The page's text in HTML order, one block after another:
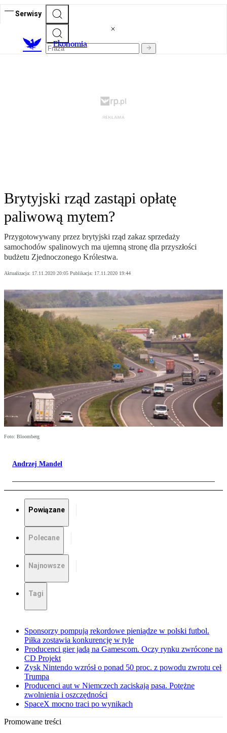
Serwisy
Ekonomia
Brytyjski rząd zastąpi opłatę
paliwową mytem?
Przygotowywany przez brytyjski rząd zakaz sprzedaży
samochodów spalinowych ma ujemną stronę dla przyszłości
budżetu Zjednoczonego Królestwa.
Aktualizacja: 17.11.2020 20:05 Publikacja: 17.11.2020 19:44
Foto: Bloomberg
Andrzej Mandel
Powiązane
Polecane
Najnowsze
Tagi
Sponsorzy pompują rekordowe pieniądze w polski futbol.
Piłka zostawia konkurencję w tyle
Producenci gier jadą na Gamescom. Oczy rynku zwrócone na
CD Projekt
Zysk Nintendo wzrósł o ponad 50 proc. z powodu zwrotu ceł
Trumpa
Producenci aut w Niemczech zaciskają pasa. Potężne
zwolnienia i oszczędności
SpaceX mocno traci po wynikach
Promowane treści